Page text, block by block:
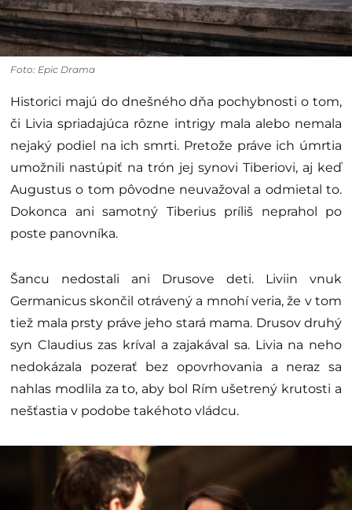
Foto: Epic Drama
Historici majú do dnešného dňa pochybnosti o tom,
či Livia spriadajúca rôzne intrigy mala alebo nemala
nejaký podiel na ich smrti. Pretože práve ich úmrtia
umožnili nastúpiť na trón jej synovi Tiberiovi, aj keď
Augustus o tom pôvodne neuvažoval a odmietal to.
Dokonca ani samotný Tiberius príliš neprahol po
poste panovníka.
Šancu nedostali ani Drusove deti. Liviin vnuk
Germanicus skončil otrávený a mnohí veria, že v tom
tiež mala prsty práve jeho stará mama. Drusov druhý
syn Claudius zas kríval a zajakával sa. Livia na neho
nedokázala pozerať bez opovrhovania a neraz sa
nahlas modlila za to, aby bol Rím ušetrený krutosti a
nešťastia v podobe takéhoto vládcu.